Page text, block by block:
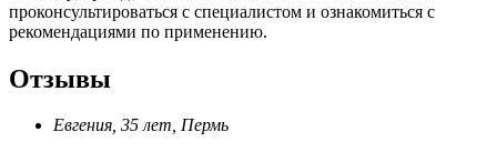
проконсультироваться с специалистом и ознакомиться с
рекомендациями по применению.
Отзывы
Евгения, 35 лет, Пермь